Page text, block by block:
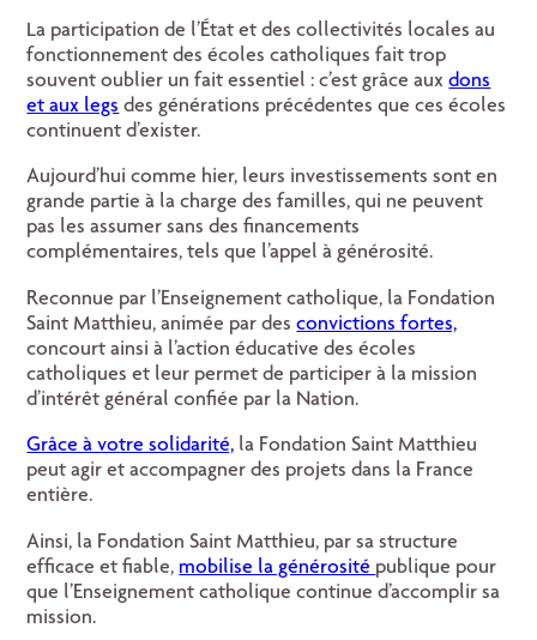
La participation de l’État et des collectivités locales au
fonctionnement des écoles catholiques fait trop
souvent oublier un fait essentiel : c’est grâce auxdons
et aux legs des générations précédentes que ces écoles
continuent d’exister.
Aujourd’hui comme hier, leurs investissements sont en
grande partie à la charge des familles, qui ne peuvent
pas les assumer sans des financements
complémentaires, tels que l’appel à générosité.
Reconnue par l’Enseignement catholique, la Fondation
Saint Matthieu, animée par desconvictions fortes,
concourt ainsi à l’action éducative des écoles
catholiques et leur permet de participer à la mission
d’intérêt général confiée par la Nation.
Grâce à votre solidarité, la Fondation Saint Matthieu
peut agir et accompagner des projets dans la France
entière.
Ainsi, la Fondation Saint Matthieu, par sa structure
efficace et fiable, mobilise la générosité publique pour
que l’Enseignement catholique continue d’accomplir sa
mission.